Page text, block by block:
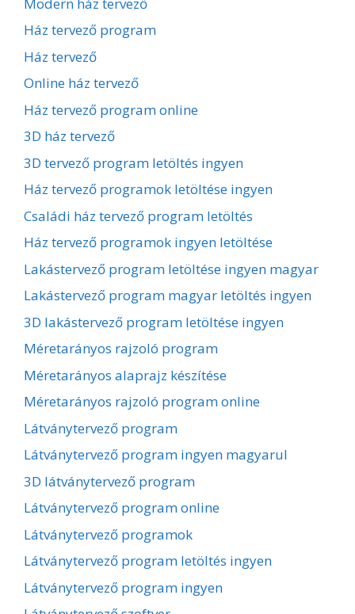
Ház tervező program
Ház tervező
Online ház tervező
Ház tervező program online
3D ház tervező
3D tervező program letöltés ingyen
Ház tervező programok letöltése ingyen
Családi ház tervező program letöltés
Ház tervező programok ingyen letöltése
Lakástervező program letöltése ingyen magyar
Lakástervező program magyar letöltés ingyen
3D lakástervező program letöltése ingyen
Méretarányos rajzoló program
Méretarányos alaprajz készítése
Méretarányos rajzoló program online
Látványtervező program
Látványtervező program ingyen magyarul
3D látványtervező program
Látványtervező program online
Látványtervező programok
Látványtervező program letöltés ingyen
Látványtervező program ingyen